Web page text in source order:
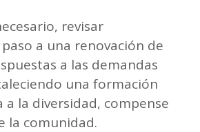
revisar
a una renovación de
a las demandas
una formación
la diversidad, compense
la comunidad.